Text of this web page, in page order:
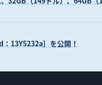
13Y5232a］を公開！